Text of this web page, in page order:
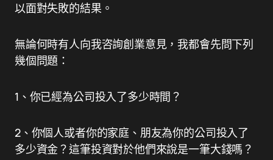
以面對失敗的結果。
無論何時有人向我咨詢創業意見，我都會先問下列
幾個問題：
1、你已經為公司投入了多少時間？
2、你個人或者你的家庭、朋友為你的公司投入了
多少資金？這筆投資對於他們來說是一筆大錢嗎？